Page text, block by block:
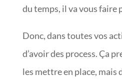
du temps, il va vous faire
Donc, dans toutes vos
d’avoir des process. Ça
les mettre en place, mais